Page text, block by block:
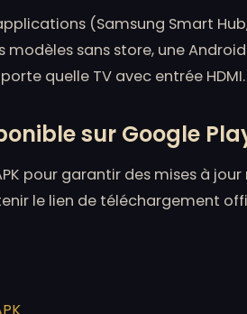
(Samsung Smart
modèles sans store, une
quelle TV avec entrée HDMI.
sur Google
pour garantir des mises à
le lien de téléchargement